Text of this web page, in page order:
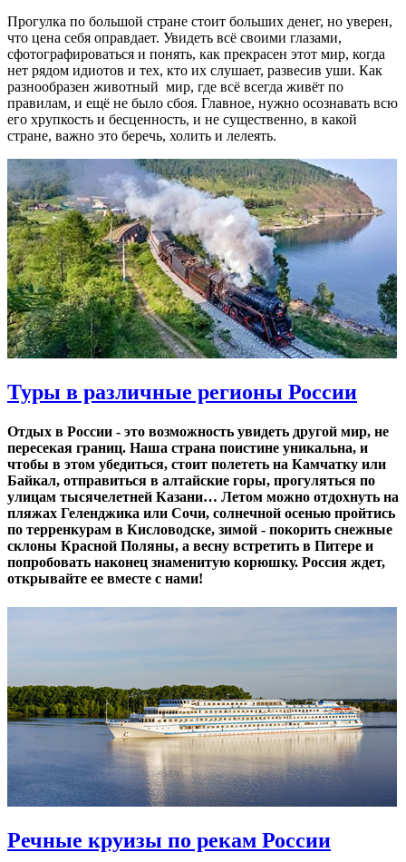
Прогулка по большой стране стоит больших денег, но уверен,
что цена себя оправдает. Увидеть всё своими глазами,
сфотографироваться и понять, как прекрасен этот мир, когда
нет рядом идиотов и тех, кто их слушает, развесив уши. Как
разнообразен животный мир, где всё всегда живёт по
правилам, и ещё не было сбоя. Главное, нужно осознавать всю
его хрупкость и бесценность, и не существенно, в какой
стране, важно это беречь, холить и лелеять.
Туры в различные регионы России
Отдых в России - это возможность увидеть другой мир, не
пересекая границ. Наша страна поистине уникальна, и
чтобы в этом убедиться, стоит полететь на Камчатку или
Байкал, отправиться в алтайские горы, прогуляться по
улицам тысячелетней Казани… Летом можно отдохнуть на
пляжах Геленджика или Сочи, солнечной осенью пройтись
по терренкурам в Кисловодске, зимой - покорить снежные
склоны Красной Поляны, а весну встретить в Питере и
попробовать наконец знаменитую корюшку. Россия ждет,
открывайте ее вместе с нами!
Речные круизы по рекам России